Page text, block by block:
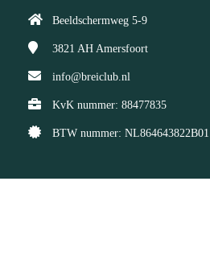
Beeldschermweg 5-9
3821 AH Amersfoort
info@breiclub.nl
KvK nummer: 88477835
BTW nummer: NL864643822B01